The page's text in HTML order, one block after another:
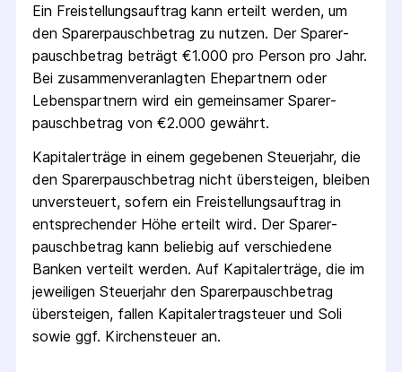
Ein Freistellungs­auftrag kann erteilt werden, um
den Sparer­pausch­betrag zu nutzen. Der Sparer­
pausch­betrag beträgt €1.000 pro Person pro Jahr.
Bei zusammenveranlagten Ehepartnern oder
Lebenspartnern wird ein gemeinsamer Sparer­
pausch­betrag von €2.000 gewährt.
Kapitalerträge in einem gegebenen Steuerjahr, die
den Sparer­pausch­betrag nicht übersteigen, bleiben
unversteuert, sofern ein Freistellungs­auftrag in
entsprechender Höhe erteilt wird. Der Sparer­
pausch­betrag kann beliebig auf verschiedene
Banken verteilt werden. Auf Kapitalerträge, die im
jeweiligen Steuerjahr den Sparer­pausch­betrag
übersteigen, fallen Kapital­ertrag­steuer und Soli
sowie ggf. Kirchensteuer an.